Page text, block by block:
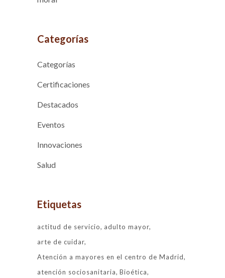
Categorías
Categorías
Certificaciones
Destacados
Eventos
Innovaciones
Salud
Etiquetas
actitud de servicio
adulto mayor
arte de cuidar
Atención a mayores en el centro de Madrid
atención sociosanitaria Bioética